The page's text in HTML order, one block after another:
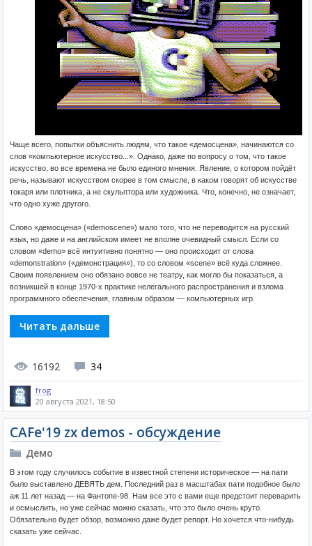
Чаще всего, попытки объяснить людям, что такое «демосцена», начинаются со
слов «компьютерное искусство...». Однако, даже по вопросу о том, что такое
искусство, во все времена не было единого мнения. Явление, о котором пойдёт
речь, называют искусством скорее в том смысле, в каком говорят об искусстве
токаря или плотника, а не скульптора или художника. Что, конечно, не означает,
что одно хуже другого.
Слово «демосцена» («demoscene») мало того, что не переводится на русский
язык, но даже и на английском имеет не вполне очевидный смысл. Если со
словом «demo» всё интуитивно понятно — оно происходит от слова
«demonstration» («демонстрация»), то со словом «scene» всё куда сложнее.
Своим появлением оно обязано вовсе не театру, как могло бы показаться, а
возникшей в конце 1970-х практике нелегального распространения и взлома
программного обеспечения, главным образом — компьютерных игр.
Читать дальше
16192 34
frog
20 августа 2021, 18:50
CAFe'19 zx demos - обсуждение
Демо
В этом году случилось событие в известной степени историческое — на пати
было выставлено ДЕВЯТЬ дем. Последний раз в масштабах пати подобное было
аж 11 лет назад — на Фантопе-98. Нам все это с вами еще предстоит переварить
и осмыслить, но уже сейчас можно сказать, что это было очень круто.
Обязательно будет обзор, возможно даже будет репорт. Но хочется что-нибудь
сказать уже сейчас.